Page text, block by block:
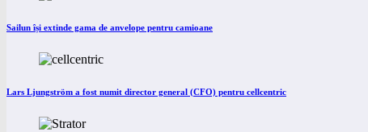
Sailun își extinde gama de anvelope pentru camioane
Lars Ljungström a fost numit director general (CFO) pentru cellcentric